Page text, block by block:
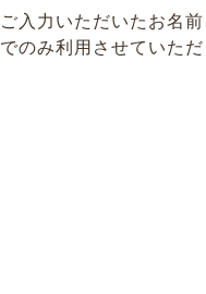
ご入力いただいたお名
でのみ利用させていただ